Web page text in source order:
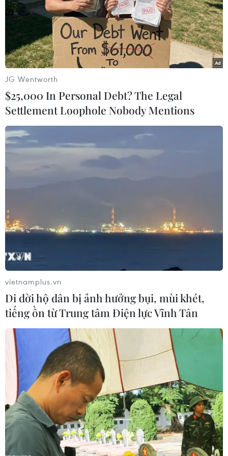
LHQ ủng hộ nghị quyết của Nga về không
triển khai vũ khí trong vũ trụ
05/12/2023 00:52
không trở thành quốc gia đầu tiên triển khai vũ khí trong
vũ trụ.
ASEAN tiếp tục cam kết duy trì khu vực
Đông Nam Á phi vũ khí hạt nhân
14/10/2023 03:44
JG Wentworth
$25,000 In Personal Debt? The Legal
Settlement Loophole Nobody Mentions
vietnamplus.vn
Di dời hộ dân bị ảnh hưởng bụi, mùi khét,
tiếng ồn từ Trung tâm Điện lực Vĩnh Tân